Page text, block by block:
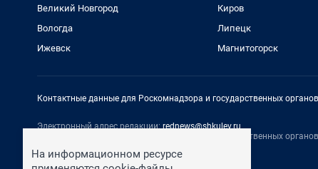
Великий Новгород
Вологда
Ижевск
Киров
Липецк
Магнитогорск
Контактные данные для Роскомнадзора и государственных органов
Электронный адрес редакции:rednews@shkulev.ru
Контактные данные для Роскомнадзора и государственных
По вопросам коммерческого сотрудничества:
На информационном ресурсе